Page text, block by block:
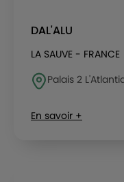
DAL'ALU
LA SAUVE - FRANCE
Palais 2
En savoir +